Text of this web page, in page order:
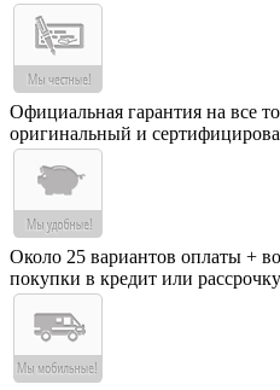
Официальная гарантия на все
оригинальный и
Около 25 вариантов оплаты +
покупки в кредит или